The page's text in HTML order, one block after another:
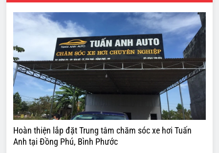
Hoàn thiện lắp đặt Trung tâm chăm sóc xe hơi Tuấn
Anh tại Đồng Phú, Bình Phước